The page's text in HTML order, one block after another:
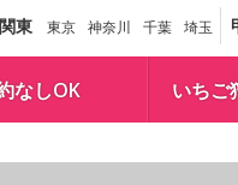
関東 東京 神奈川 千葉 埼玉
なしOK いちご